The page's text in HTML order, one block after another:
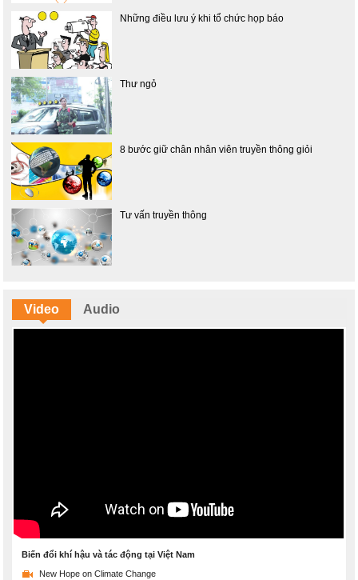
Những điều lưu ý khi tổ chức họp báo
Thư ngỏ
8 bước giữ chân nhân viên truyền thông giỏi
Tư vấn truyền thông
Video Audio
Biến đổi khí hậu và tác động tại Việt Nam
New Hope on Climate Change